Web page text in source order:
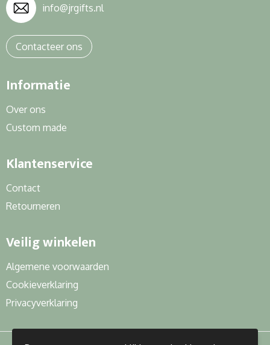
info@jrgifts.nl
Contacteer ons
Informatie
Over ons
Custom made
Klantenservice
Contact
Retourneren
Veilig winkelen
Algemene voorwaarden
Cookieverklaring
Privacyverklaring